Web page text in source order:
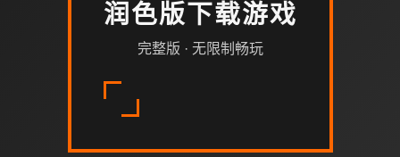
润色版下载游戏
完整版 · 无限制畅玩